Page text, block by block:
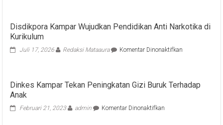
Disdikpora Kampar Wujudkan Pendidikan Anti Narkotika di
Kurikulum
Juli 17, 2026 Redaksi Mataaura Komentar Dinonaktifkan
Pendidikan
Dinkes Kampar Tekan Peningkatan Gizi Buruk Terhadap
Anak
Februari 21, 2023 admin Komentar Dinonaktifkan